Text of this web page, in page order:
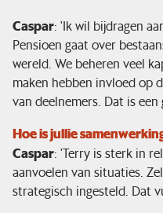
Caspar: 'Ik wil bijdragen
Pensioen gaat over
wereld. We beheren veel
maken hebben invloed op
van deelnemers. Dat is
Hoe is jullie
Caspar: 'Terry is sterk in
aanvoelen van situaties.
strategisch ingesteld. Dat